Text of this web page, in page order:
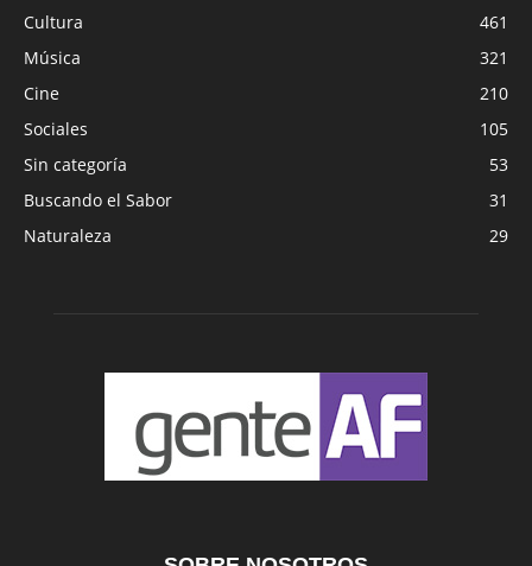
Cultura
461
Música
321
Cine
210
Sociales
105
Sin categoría
53
Buscando el Sabor
31
Naturaleza
29